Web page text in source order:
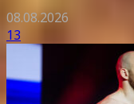
08.08.2026
13